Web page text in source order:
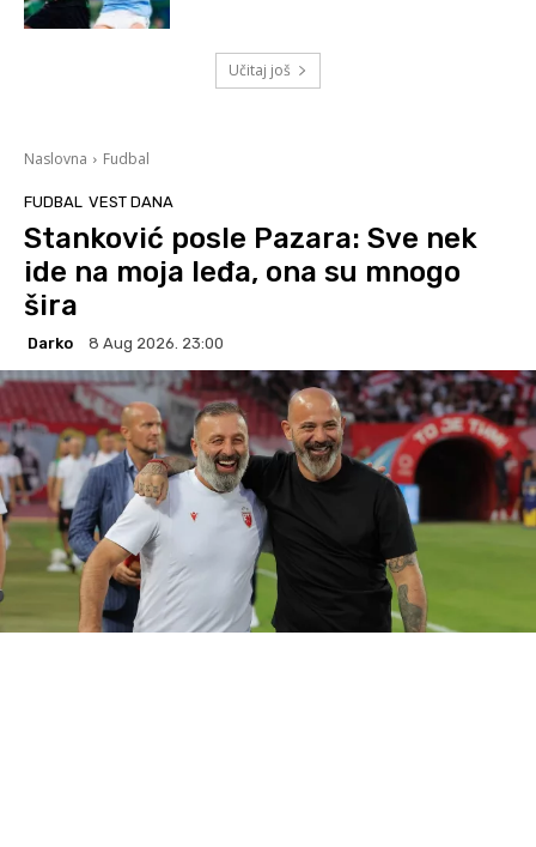
Učitaj još